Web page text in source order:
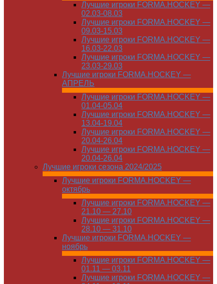
Лучшие игроки FORMA.HOCKEY —
02.03-08.03
Лучшие игроки FORMA.HOCKEY —
09.03-15.03
Лучшие игроки FORMA.HOCKEY —
16.03-22.03
Лучшие игроки FORMA.HOCKEY —
23.03-29.03
Лучшие игроки FORMA.HOCKEY —
АПРЕЛЬ
Лучшие игроки FORMA.HOCKEY —
01.04-05.04
Лучшие игроки FORMA.HOCKEY —
13.04-19.04
Лучшие игроки FORMA.HOCKEY —
20.04-26.04
Лучшие игроки FORMA.HOCKEY —
20.04-26.04
Лучшие игроки сезона 2024/2025
Лучшие игроки FORMA.HOCKEY —
октябрь
Лучшие игроки FORMA.HOCKEY —
21.10 — 27.10
Лучшие игроки FORMA.HOCKEY —
28.10 — 31.10
Лучшие игроки FORMA.HOCKEY —
ноябрь
Лучшие игроки FORMA.HOCKEY —
01.11 — 03.11
Лучшие игроки FORMA.HOCKEY —